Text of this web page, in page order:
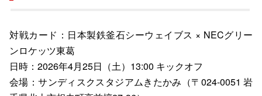
対戦カード：日本製鉄釜石シーウェイブス × NECグリー
ンロケッツ東葛
日時：2026年4月25日（土）13:00 キックオフ
会場：サンディスクスタジアムきたかみ（〒024-0051 岩